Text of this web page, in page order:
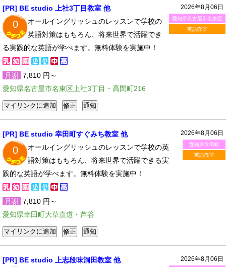
2026年8月06日
愛知県名古屋市名東区
英語教室
[PR] BE studio 上社3丁目教室 他
0
オールイングリッシュのレッスンで学校の
英語対策はもちろん、将来世界で活躍でき
る実践的な英語が学べます。無料体験を実施中！
月謝 7,810 円～
愛知県名古屋市名東区上社3丁目・高間町216
2026年8月06日
愛知県幸田町
英語教室
[PR] BE studio 幸田町すぐみち教室 他
0
オールイングリッシュのレッスンで学校の英
語対策はもちろん、将来世界で活躍できる実
践的な英語が学べます。無料体験を実施中！
月謝 7,810 円～
愛知県幸田町大草直道・芦谷
2026年8月06日
[PR] BE studio 上志段味洞田教室 他